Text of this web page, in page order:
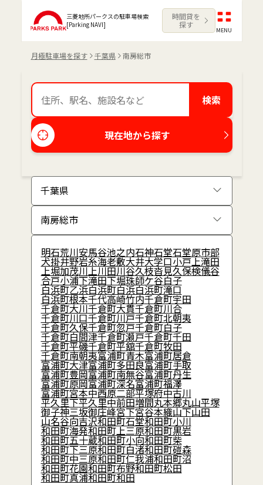
三菱地所パークスの駐車場検索
[Parking NAVI]
時間貸を
探す
MENU
月極駐車場を探す 千葉県 南房総市
検索
現在地から探す
明石荒川安馬谷池之内石神石堂石堂原市部
犬掛井野岩糸海老敷大井大学口小戸上滝田
上堀加茂川上川田川谷久枝沓見久保検儀谷
合戸小浦下滝田下堀珠師ケ谷白子
白浜町乙浜白浜町白浜白浜町滝口
白浜町根本千代高崎竹内千倉町宇田
千倉町大川千倉町大貫千倉町川合
千倉町川口千倉町川戸千倉町北朝夷
千倉町久保千倉町忽戸千倉町白子
千倉町白間津千倉町瀬戸千倉町千田
千倉町平磯千倉町平舘千倉町牧田
千倉町南朝夷富浦町青木富浦町居倉
富浦町大津富浦町多田良富浦町手取
富浦町豊岡富浦町南無谷富浦町丹生
富浦町原岡富浦町深名富浦町福澤
富浦町宮本中西原二部平塚府中古川
平久里下平久里中前田増間丸本郷丸山平塚
御子神三坂御庄峰宮下宮谷本織山下山田
山名谷向吉沢和田町石堂和田町小川
和田町海発和田町上三原和田町黒岩
和田町五十蔵和田町小向和田町柴
和田町下三原和田町白渚和田町磑森
和田町中三原和田町仁我浦和田町沼
和田町花園和田町布野和田町松田
和田町真浦和田町和田